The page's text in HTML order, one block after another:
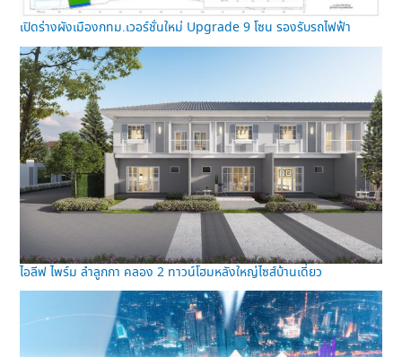
เปิดร่างผังเมืองกทม.เวอร์ชั่นใหม่ Upgrade 9 โซน รองรับรถไฟฟ้า
ไอลีฟ ไพร์ม ลำลูกกา คลอง 2 ทาวน์โฮมหลังใหญ่ไซส์บ้านเดี่ยว